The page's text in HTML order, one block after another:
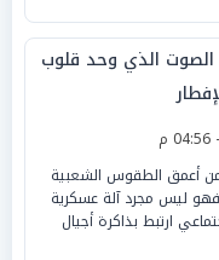
الذي وحد قلوب
أعمق الطقوس الشعبية
ليس مجرد آلة عسكرية
ارتبط بذاكرة أجيال